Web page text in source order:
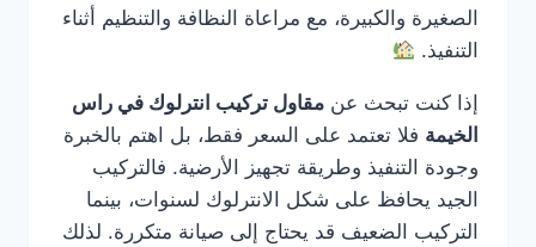
الصغيرة والكبيرة، مع مراعاة النظافة والتنظيم أثناء
التنفيذ.
إذا كنت تبحث عن مقاول تركيب انترلوك في راس
الخيمة فلا تعتمد على السعر فقط، بل اهتم بالخبرة
وجودة التنفيذ وطريقة تجهيز الأرضية. فالتركيب
الجيد يحافظ على شكل الانترلوك لسنوات، بينما
التركيب الضعيف قد يحتاج إلى صيانة متكررة. لذلك